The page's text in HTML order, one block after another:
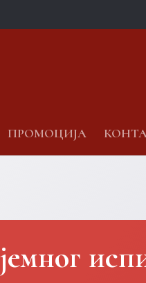
ПРОМОЦИЈА